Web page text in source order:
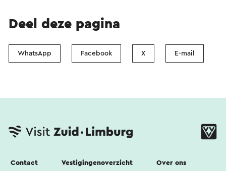
Deel deze pagina
WhatsApp Facebook X E-mail
Contact Vestigingenoverzicht Over ons